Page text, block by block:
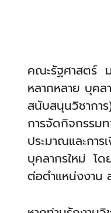
คณะรัฐศาสตร์
หลากหลาย บุคล
สนับสนุนวิชากา
การจัดกิจกรรม
ประมาณและกา
บุคลากรใหม่ โ
ต่อตำแหน่งงาน